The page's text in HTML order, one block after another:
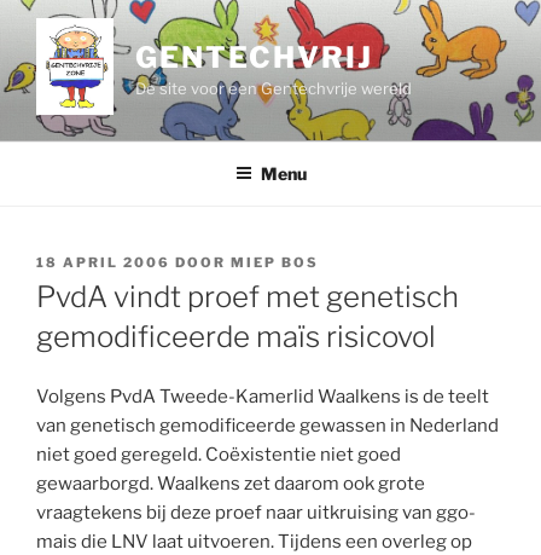
de
inhoud
GENTECHVRIJ
De site voor een Gentechvrije wereld
Menu
GEPLAATST
OP
18 APRIL 2006 DOOR MIEP BOS
PvdA vindt proef met genetisch
gemodificeerde maïs risicovol
Volgens PvdA Tweede-Kamerlid Waalkens is de teelt
van genetisch gemodificeerde gewassen in Nederland
niet goed geregeld. Coëxistentie niet goed
gewaarborgd. Waalkens zet daarom ook grote
vraagtekens bij deze proef naar uitkruising van ggo-
mais die LNV laat uitvoeren. Tijdens een overleg op